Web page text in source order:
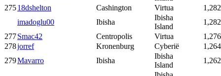
27518dshelton Cashington Virtua
imadoglu00
Ibisha
Ibisha
Island
277Smac42 Centropolis Virtua
278jorref Kronenburg Cyberië
279Mavarro Ibisha
Ibisha
Island